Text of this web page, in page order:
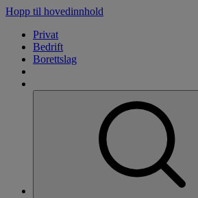
Hopp til hovedinnhold
Privat
Bedrift
Borettslag